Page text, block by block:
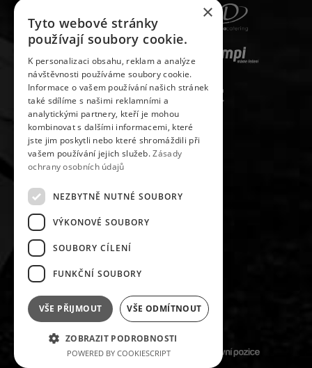
SLEDUJ NÁS NA
#FKMARATONPELHRIMOV
DESIGNOVÁNO A KÓDOVÁNO S RESPEKTEM
×
Tyto webové stránky
používají soubory cookie.
K personalizaci obsahu, reklam a analýze
návštěvnosti používáme soubory cookie.
Informace o vašem používání našich stránek
také sdílíme s našimi reklamními a
analytickými partnery, kteří je mohou
kombinovat s dalšími informacemi, které
jste jim poskytli nebo které shromáždili při
vašem používání jejich služeb.Zásady
ochrany osobních údajů
NEZBYTNĚ NUTNÉ SOUBORY
VÝKONOVÉ SOUBORY
SOUBORY CÍLENÍ
FUNKČNÍ SOUBORY
VŠE PŘIJMOUT VŠE ODMÍTNOUT
ZOBRAZIT PODROBNOSTI
POWERED BY COOKIESCRIPT